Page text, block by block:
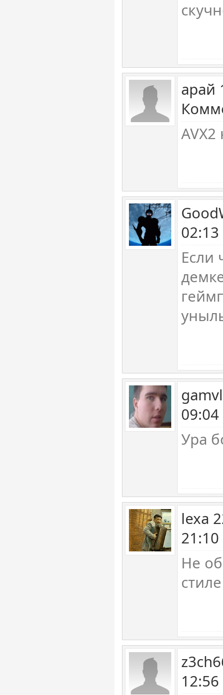
арай
Если
Ура
lexa
Не